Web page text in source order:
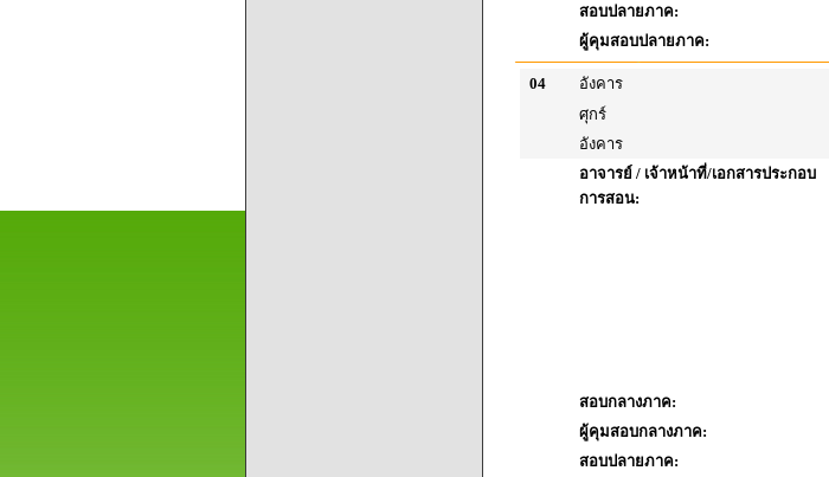
สอบปลายภาค:
ผู้คุมสอบปลายภาค:
04 อังคาร
ศุกร์
อังคาร
อาจารย์ / เจ้าหน้าที่/เอกสารประกอบ
การสอน:
สอบกลางภาค:
ผู้คุมสอบกลางภาค:
สอบปลายภาค: